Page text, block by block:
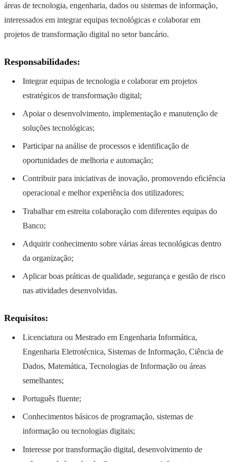
áreas de tecnologia, engenharia, dados ou sistemas de informação,
interessados em integrar equipas tecnológicas e colaborar em
projetos de transformação digital no setor bancário.
Responsabilidades:
Integrar equipas de tecnologia e colaborar em projetos
estratégicos de transformação digital;
Apoiar o desenvolvimento, implementação e manutenção de
soluções tecnológicas;
Participar na análise de processos e identificação de
oportunidades de melhoria e automação;
Contribuir para iniciativas de inovação, promovendo eficiência
operacional e melhor experiência dos utilizadores;
Trabalhar em estreita colaboração com diferentes equipas do
Banco;
Adquirir conhecimento sobre várias áreas tecnológicas dentro
da organização;
Aplicar boas práticas de qualidade, segurança e gestão de risco
nas atividades desenvolvidas.
Requisitos:
Licenciatura ou Mestrado em Engenharia Informática,
Engenharia Eletrotécnica, Sistemas de Informação, Ciência de
Dados, Matemática, Tecnologias de Informação ou áreas
semelhantes;
Português fluente;
Conhecimentos básicos de programação, sistemas de
informação ou tecnologias digitais;
Interesse por transformação digital, desenvolvimento de